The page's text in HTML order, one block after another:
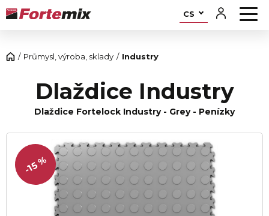
CS
Průmysl, výroba, sklady Industry
Dlaždice Industry
Dlaždice Fortelock Industry - Grey - Penízky
-15 %